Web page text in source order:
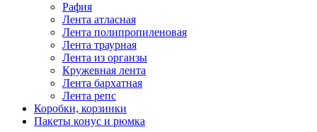
Рафия
Лента атласная
Лента полипропиленовая
Лента траурная
Лента из органзы
Кружевная лента
Лента бархатная
Лента репс
Коробки, корзинки
Пакеты конус и рюмка